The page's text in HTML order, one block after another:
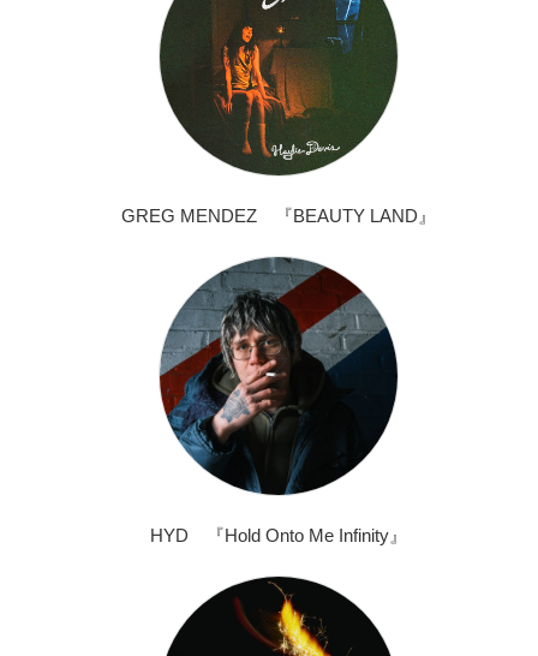
GREG MENDEZ 『BEAUTY LAND』
HYD 『Hold Onto Me Infinity』